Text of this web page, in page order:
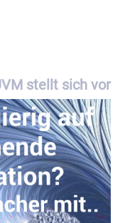
VM ste t sich vor